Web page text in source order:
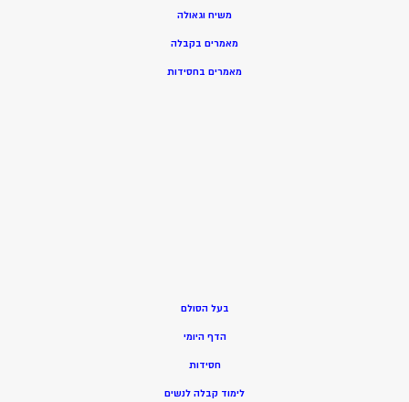
משיח וגאולה
מאמרים בקבלה
מאמרים בחסידות
בעל הסולם
הדף היומי
חסידות
לימוד קבלה לנשים